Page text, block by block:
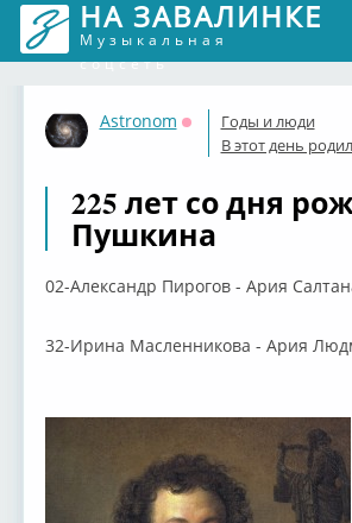
НА ЗАВАЛИНКЕ
Музыкальная
соцсеть
Astronom
Оффлайн
Годы и люди
В этот день
225 лет со дня
Пушкина
02-Александр Пирогов - Ария
32-Ирина Масленникова - Ария